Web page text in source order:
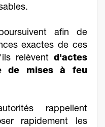
afin de
exactes de ces
relèvent d'actes
de mises à feu
rappellent
rapidement les